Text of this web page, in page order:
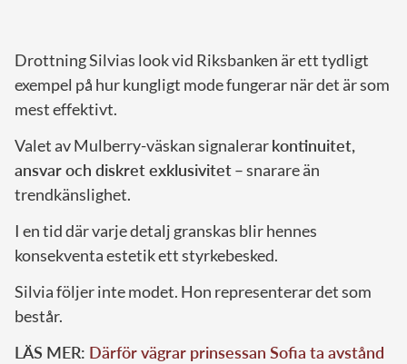
Drottning Silvias look vid Riksbanken är ett tydligt
exempel på hur kungligt mode fungerar när det är som
mest effektivt.
Valet av Mulberry-väskan signalerarkontinuitet,
ansvar och diskret exklusivitet– snarare än
trendkänslighet.
I en tid där varje detalj granskas blir hennes
konsekventa estetik ett styrkebesked.
Silvia följer inte modet. Hon representerar det som
består.
LÄS MER: Därför vägrar prinsessan Sofia ta avstånd